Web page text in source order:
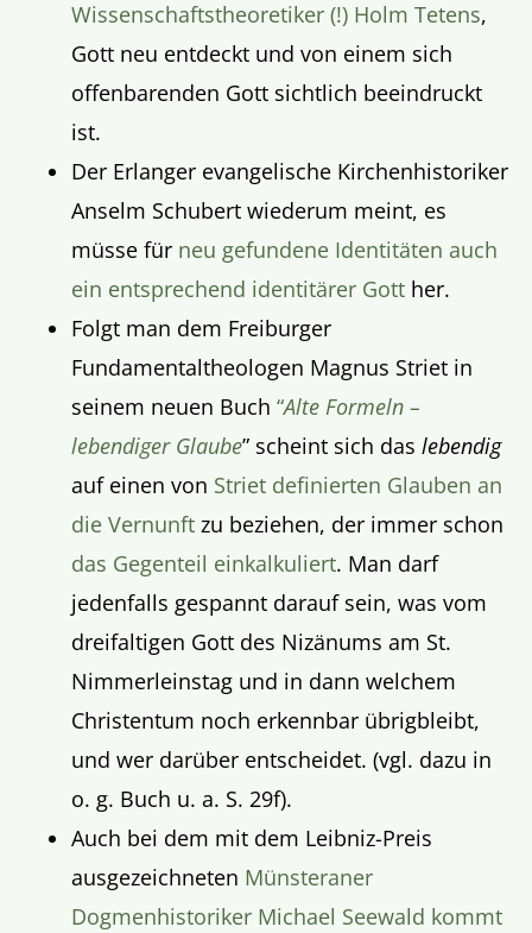
Wissenschaftstheoretiker (!) Holm Tetens,
Gott neu entdeckt und von einem sich
offenbarenden Gott sichtlich beeindruckt
ist.
Der Erlanger evangelische Kirchenhistoriker
Anselm Schubert wiederum meint, es
müsse für neu gefundene Identitäten auch
ein entsprechend identitärer Gott her.
Folgt man dem Freiburger
Fundamentaltheologen Magnus Striet in
seinem neuen Buch “Alte Formeln –
lebendiger Glaube” scheint sich das lebendig
auf einen von Striet definierten Glauben an
die Vernunft zu beziehen, der immer schon
das Gegenteil einkalkuliert. Man darf
jedenfalls gespannt darauf sein, was vom
dreifaltigen Gott des Nizänums am St.
Nimmerleinstag und in dann welchem
Christentum noch erkennbar übrigbleibt,
und wer darüber entscheidet. (vgl. dazu in
o. g. Buch u. a. S. 29f).
Auch bei dem mit dem Leibniz-Preis
ausgezeichneten Münsteraner
Dogmenhistoriker Michael Seewald kommt